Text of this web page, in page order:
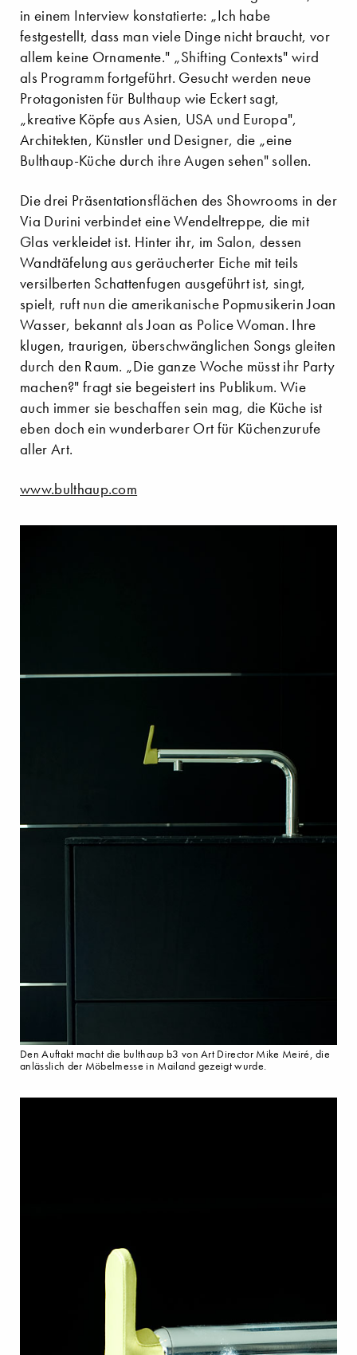
in einem Interview konstatierte: „Ich habe
festgestellt, dass man viele Dinge nicht braucht, vor
allem keine Ornamente." „Shifting Contexts" wird
als Programm fortgeführt. Gesucht werden neue
Protagonisten für Bulthaup wie Eckert sagt,
„kreative Köpfe aus Asien, USA und Europa",
Architekten, Künstler und Designer, die „eine
Bulthaup-Küche durch ihre Augen sehen" sollen.
Die drei Präsentationsflächen des Showrooms in der
Via Durini verbindet eine Wendeltreppe, die mit
Glas verkleidet ist. Hinter ihr, im Salon, dessen
Wandtäfelung aus geräucherter Eiche mit teils
versilberten Schattenfugen ausgeführt ist, singt,
spielt, ruft nun die amerikanische Popmusikerin Joan
Wasser, bekannt als Joan as Police Woman. Ihre
klugen, traurigen, überschwänglichen Songs gleiten
durch den Raum. „Die ganze Woche müsst ihr Party
machen?" fragt sie begeistert ins Publikum. Wie
auch immer sie beschaffen sein mag, die Küche ist
eben doch ein wunderbarer Ort für Küchenzurufe
aller Art.
www.bulthaup.com
Den Auftakt macht die bulthaup b3 von Art Director Mike Meiré, die
anlässlich der Möbelmesse in Mailand gezeigt wurde.